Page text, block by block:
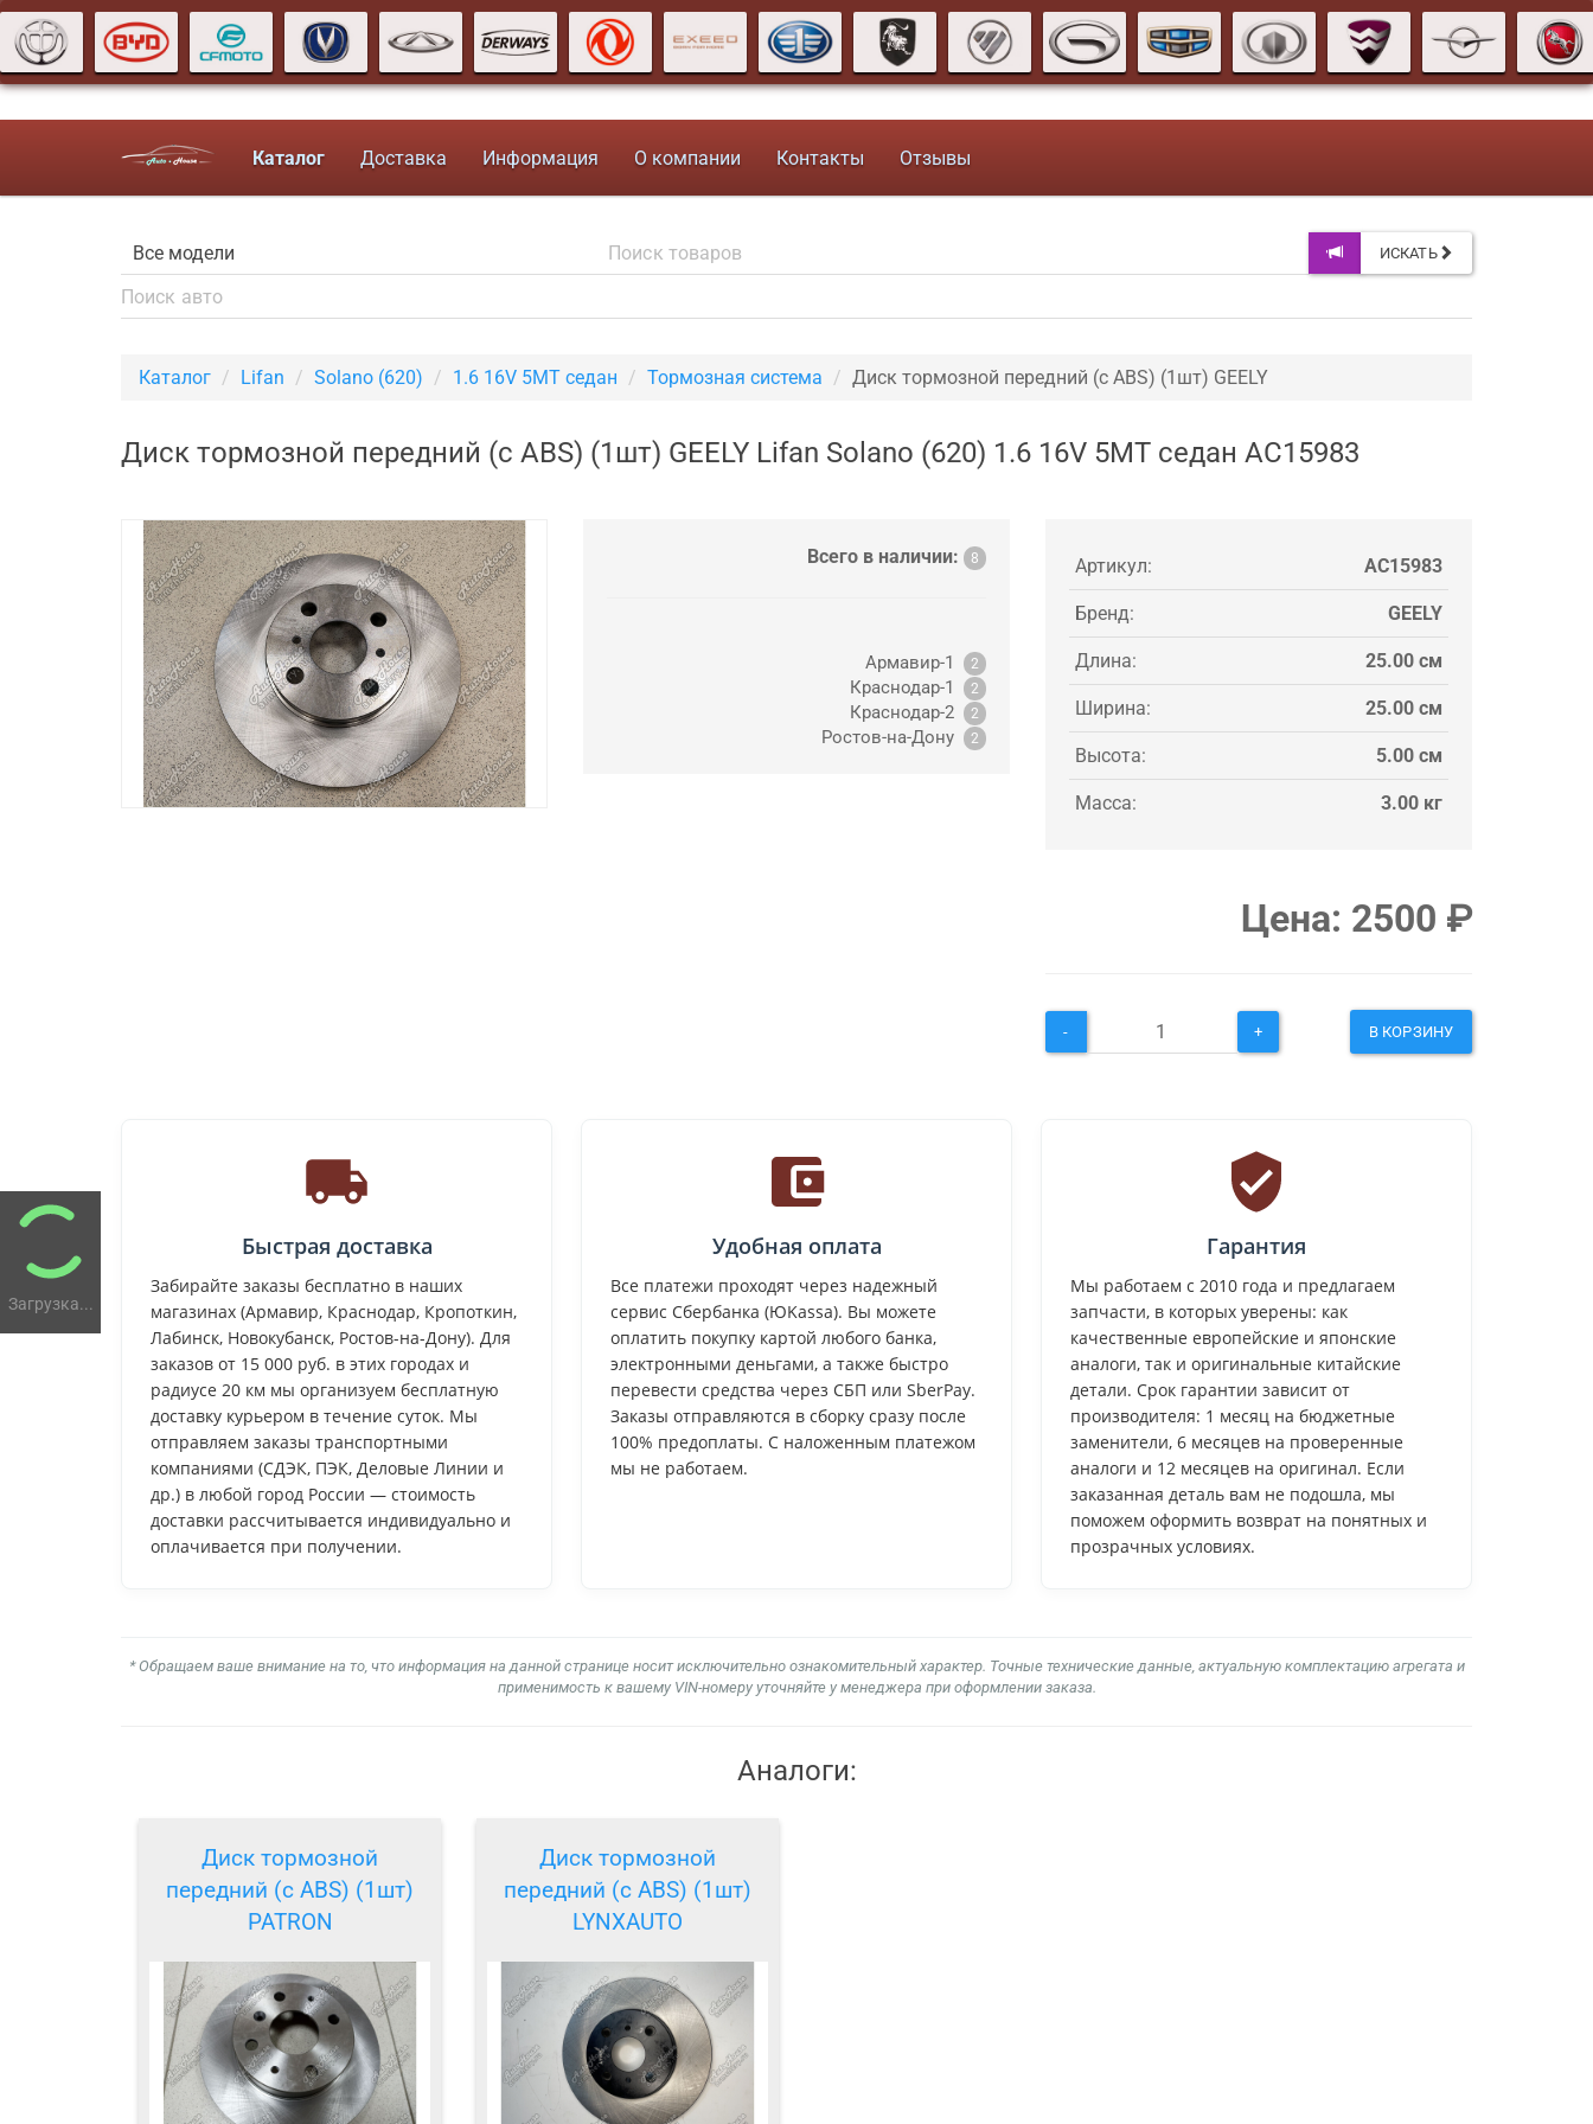
Загрузка...
Каталог Доставка Информация О компании Контакты Отзывы
ИСКАТЬ
Каталог Lifan Solano (620) 1.6 16V 5MT седан Тормозная система Диск тормозной передний (с ABS) (1шт) GEELY
Диск тормозной передний (с ABS) (1шт) GEELY Lifan Solano (620) 1.6 16V 5MT седан AC15983
Всего в наличии: 8
Армавир-1 2
Краснодар-1 2
Краснодар-2 2
Ростов-на-Дону 2
Артикул: AC15983
Бренд: GEELY
Длина: 25.00 см
Ширина: 25.00 см
Высота: 5.00 см
Масса: 3.00 кг
Цена: 2500 ₽
- + В КОРЗИНУ
Быстрая доставка
Забирайте заказы бесплатно в наших
магазинах (Армавир, Краснодар, Кропоткин,
Лабинск, Новокубанск, Ростов-на-Дону). Для
заказов от 15 000 руб. в этих городах и
радиусе 20 км мы организуем бесплатную
доставку курьером в течение суток. Мы
отправляем заказы транспортными
компаниями (СДЭК, ПЭК, Деловые Линии и
др.) в любой город России — стоимость
доставки рассчитывается индивидуально и
оплачивается при получении.
Удобная оплата
Все платежи проходят через надежный
сервис Сбербанка (ЮKassa). Вы можете
оплатить покупку картой любого банка,
электронными деньгами, а также быстро
перевести средства через СБП или SberPay.
Заказы отправляются в сборку сразу после
100% предоплаты. С наложенным платежом
мы не работаем.
Гарантия
Мы работаем с 2010 года и предлагаем
запчасти, в которых уверены: как
качественные европейские и японские
аналоги, так и оригинальные китайские
детали. Срок гарантии зависит от
производителя: 1 месяц на бюджетные
заменители, 6 месяцев на проверенные
аналоги и 12 месяцев на оригинал. Если
заказанная деталь вам не подошла, мы
поможем оформить возврат на понятных и
прозрачных условиях.
* Обращаем ваше внимание на то, что информация на данной странице носит исключительно ознакомительный характер. Точные технические данные, актуальную комплектацию агрегата и
применимость к вашему VIN-номеру уточняйте у менеджера при оформлении заказа.
Аналоги:
Диск тормозной
передний (с ABS) (1шт)
PATRON
Диск тормозной
передний (с ABS) (1шт)
LYNXAUTO